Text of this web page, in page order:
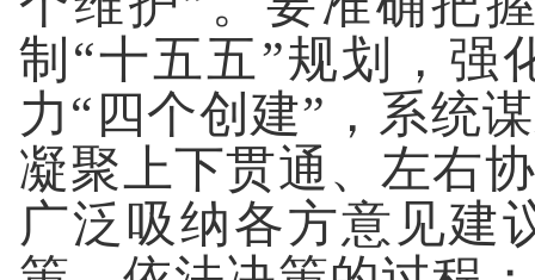
制“十五五”规划，强
力“四个创建”，系统
凝聚上下贯通、左右
广泛吸纳各方意见建